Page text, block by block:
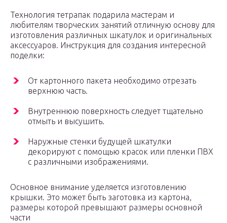
Технология тетрапак подарила мастерам и
любителям творческих занятий отличную основу для
изготовления различных шкатулок и оригинальных
аксессуаров. Инструкция для создания интересной
поделки:
От картонного пакета необходимо отрезать
верхнюю часть.
Внутреннюю поверхность следует тщательно
отмыть и высушить.
Наружные стенки будущей шкатулки
декорируют с помощью красок или пленки ПВХ
с различными изображениями.
Основное внимание уделяется изготовлению
крышки. Это может быть заготовка из картона,
размеры которой превышают размеры основной
части